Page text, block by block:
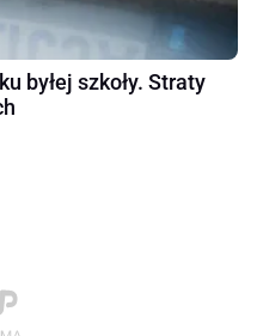
byłej szkoły. Straty